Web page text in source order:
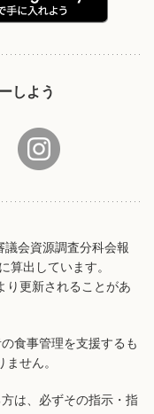
しよう
会資源調査分科会報
出しています。
り更新されることがあ
食事管理を支援するも
せん。
は、必ずその指示・指